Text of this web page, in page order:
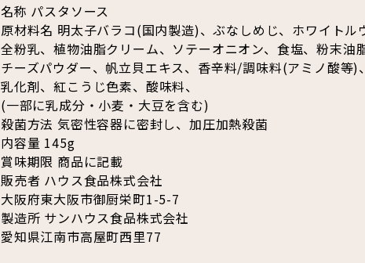
名称 パスタソース
原材料名 明太子バラコ(国内製造)、ぶなしめじ、ホワイトル
全粉乳、植物油脂クリーム、ソテーオニオン、食塩、粉末油脂
チーズパウダー、帆立貝エキス、香辛料/調味料(アミノ酸等)、
乳化剤、紅こうじ色素、酸味料、
(一部に乳成分・小麦・大豆を含む)
殺菌方法 気密性容器に密封し、加圧加熱殺菌
内容量 145g
賞味期限 商品に記載
販売者 ハウス食品株式会社
大阪府東大阪市御厨栄町1-5-7
製造所 サンハウス食品株式会社
愛知県江南市高屋町西里77